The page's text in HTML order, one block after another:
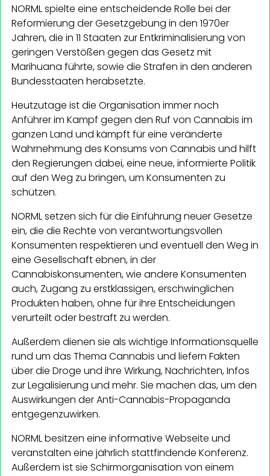
NORML spielte eine entscheidende Rolle bei der
Reformierung der Gesetzgebung in den 1970er
Jahren, die in 11 Staaten zur Entkriminalisierung von
geringen Verstößen gegen das Gesetz mit
Marihuana führte, sowie die Strafen in den anderen
Bundesstaaten herabsetzte.
Heutzutage ist die Organisation immer noch
Anführer im Kampf gegen den Ruf von Cannabis im
ganzen Land und kämpft für eine veränderte
Wahrnehmung des Konsums von Cannabis und hilft
den Regierungen dabei, eine neue, informierte Politik
auf den Weg zu bringen, um Konsumenten zu
schützen.
NORML setzen sich für die Einführung neuer Gesetze
ein, die die Rechte von verantwortungsvollen
Konsumenten respektieren und eventuell den Weg in
eine Gesellschaft ebnen, in der
Cannabiskonsumenten, wie andere Konsumenten
auch, Zugang zu erstklassigen, erschwinglichen
Produkten haben, ohne für ihre Entscheidungen
verurteilt oder bestraft zu werden.
Außerdem dienen sie als wichtige Informationsquelle
rund um das Thema Cannabis und liefern Fakten
über die Droge und ihre Wirkung, Nachrichten, Infos
zur Legalisierung und mehr. Sie machen das, um den
Auswirkungen der Anti-Cannabis-Propaganda
entgegenzuwirken.
NORML besitzen eine informative Webseite und
veranstalten eine jährlich stattfindende Konferenz.
Außerdem ist sie Schirmorganisation von einem